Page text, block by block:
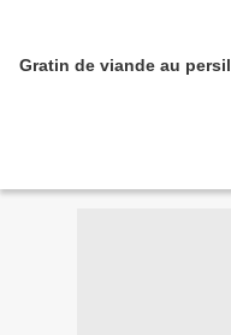
Gratin de viande au persil